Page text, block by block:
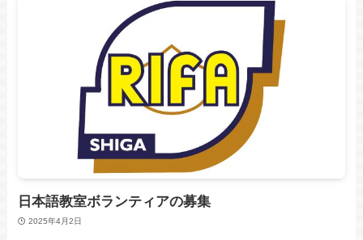
日本語教室ボランティアの募集
2025年4月2日